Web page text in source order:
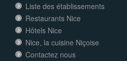
Liste des établissements
Restaurants Nice
Hôtels Nice
Nice, la cuisine Niçoise
Contactez nous